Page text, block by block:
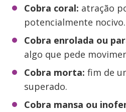
Cobra coral: atração
potencialmente nocivo.
Cobra enrolada ou
algo que pede
Cobra morta: fim de
superado.
Cobra mansa ou